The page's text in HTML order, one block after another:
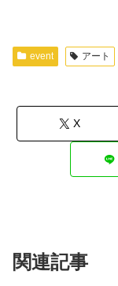
event アート
X
関連記事